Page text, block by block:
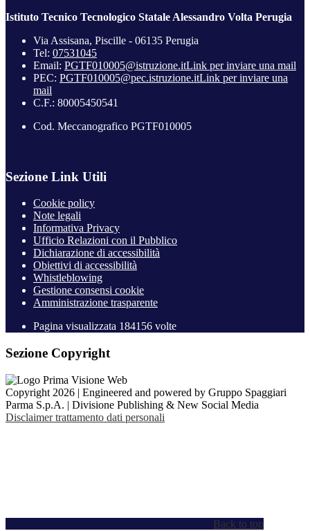
Istituto Tecnico Tecnologico Statale Alessandro Volta Perugia
Via Assisana, Piscille - 06135 Perugia
Tel: 07531045
Email: PGTF010005@istruzione.itLink per inviare una mail
PEC: PGTF010005@pec.istruzione.itLink per inviare una
mail
C.F.: 80005450541
Cod. Meccanografico PGTF010005
Sezione Link Utili
Cookie policy
Note legali
Informativa Privacy
Ufficio Relazioni con il Pubblico
Dichiarazione di accessibilità
Obiettivi di accessibilità
Whistleblowing
Gestione consensi cookie
Amministrazione trasparente
Pagina visualizzata 184156 volte
Sezione Copyright
Copyright 2026 | Engineered and powered by Gruppo Spaggiari
Parma S.p.A. | Divisione Publishing & New Social Media
Disclaimer trattamento dati personali
Back to top